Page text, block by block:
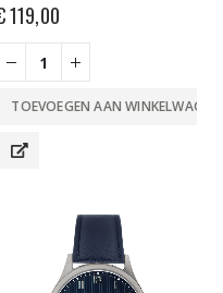
119,00
TOEVOEGEN AAN WINKELWAGEN